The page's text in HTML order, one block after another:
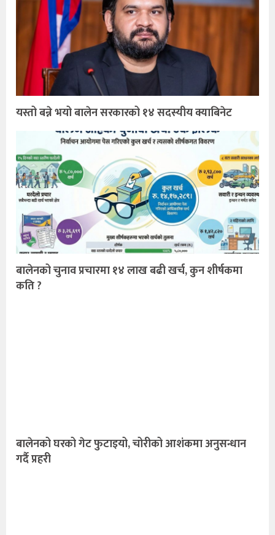
यस्तो बन्ने भयो बालेन सरकारको १४ सदस्यीय क्याबिनेट
बालेनको चुनाव प्रचारमा १४ लाख बढी खर्च, कुन शीर्षकमा
कति ?
बालेनको घरको गेट फुटाइयो, चोरीको आशंकमा अनुसन्धान
गर्दै प्रहरी